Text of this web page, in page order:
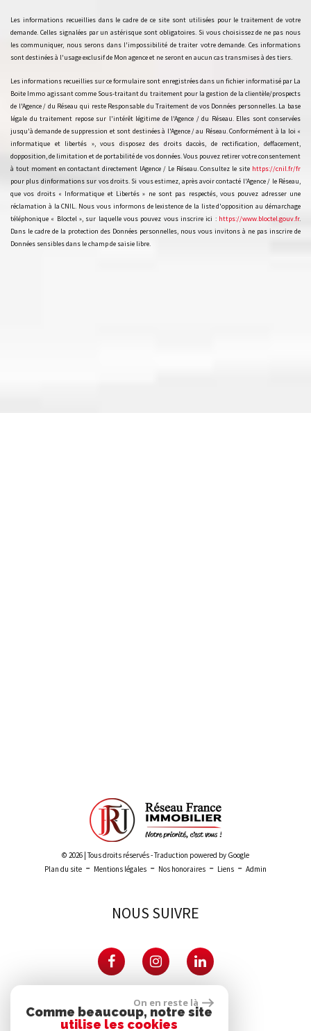
Les informations recueillies dans le cadre de ce site sont utilisées pour le traitement de votre
demande. Celles signalées par un astérisque sont obligatoires. Si vous choisissez de ne pas nous
les communiquer, nous serons dans l'impossibilité de traiter votre demande. Ces informations
sont destinées à l'usage exclusif de Mon agence et ne seront en aucun cas transmises à des tiers.
Les informations recueillies sur ce formulaire sont enregistrées dans un fichier informatisé par La
Boite Immo agissant comme Sous-traitant du traitement pour la gestion de la clientèle/prospects
de l'Agence / du Réseau qui reste Responsable du Traitement de vos Données personnelles. La base
légale du traitement repose sur l'intérêt légitime de l'Agence / du Réseau. Elles sont conservées
jusqu'à demande de suppression et sont destinées à l'Agence / au Réseau. Conformément à la loi «
informatique et libertés », vous disposez des droits daccès, de rectification, deffacement,
dopposition, de limitation et de portabilité de vos données. Vous pouvez retirer votre consentement
à tout moment en contactant directement lAgence / Le Réseau. Consultez le site https://cnil.fr/fr
pour plus dinformations sur vos droits. Si vous estimez, après avoir contacté l'Agence / le Réseau,
que vos droits « Informatique et Libertés » ne sont pas respectés, vous pouvez adresser une
réclamation à la CNIL. Nous vous informons de lexistence de la liste d'opposition au démarchage
téléphonique « Bloctel », sur laquelle vous pouvez vous inscrire ici : https://www.bloctel.gouv.fr.
Dans le cadre de la protection des Données personnelles, nous vous invitons à ne pas inscrire de
Données sensibles dans le champ de saisie libre.
© 2026 | Tous droits réservés - Traduction powered by Google
Plan du site - Mentions légales - Nos honoraires - Liens - Admin
NOUS SUIVRE
PARTENAIRES
On en reste là
Comme beaucoup, notre site
utilise les cookies